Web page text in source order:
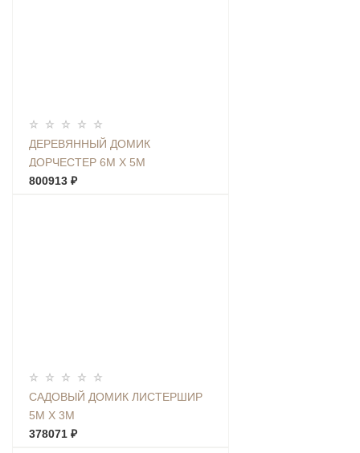
ДЕРЕВЯННЫЙ ДОМИК
ДОРЧЕСТЕР 6М Х 5М
800913 ₽
САДОВЫЙ ДОМИК ЛИСТЕРШИР
5М Х 3М
378071 ₽